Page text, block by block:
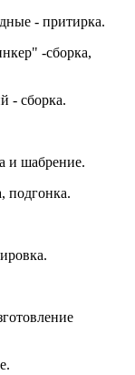
- притирка.
-сборка,
- сборка.
и шабрение.
подгонка.